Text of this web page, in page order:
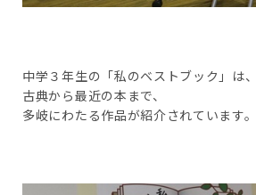
中学３年生の「私のベストブック」は、
古典から最近の本まで、
多岐にわたる作品が紹介されています。